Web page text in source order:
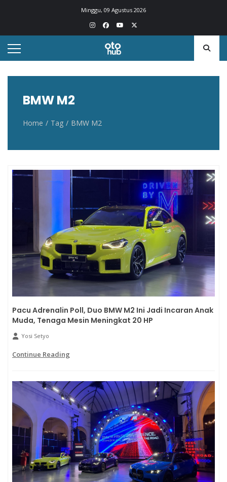
Minggu, 09 Agustus 2026
Otohub.co
Portal berita otomotif Indonesia terkini
BMW M2
Home Tag BMW M2
Pacu Adrenalin Poll, Duo BMW M2 Ini Jadi Incaran Anak
Muda, Tenaga Mesin Meningkat 20 HP
Yosi Setyo
Continue Reading